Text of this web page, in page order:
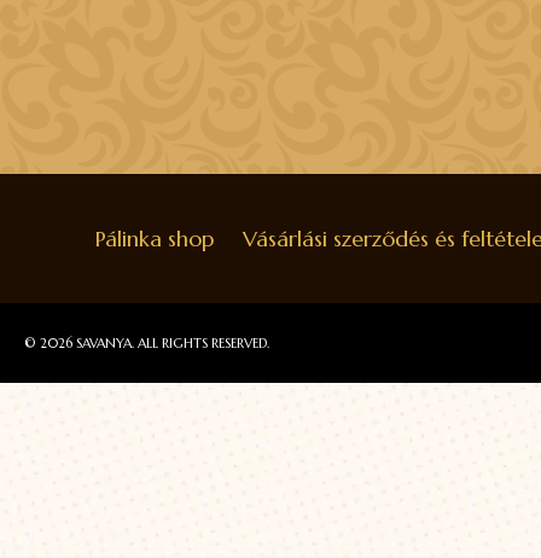
Pálinka shop Vásárlási szerződés és
© 2026 SAVANYA. ALL RIGHTS RESERVED.